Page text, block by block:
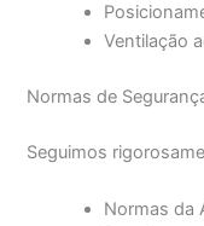
Ventilação
Normas de
Seguimos
Normas da